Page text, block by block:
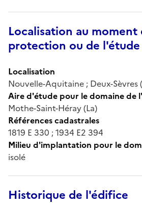
Localisation au moment
protection ou de l'étude
Localisation
Nouvelle-Aquitaine ; Deux-Sèvres
Aire d'étude pour le domaine de
Mothe-Saint-Héray (La)
Références cadastrales
1819 E 330 ; 1934 E2 394
Milieu d'implantation pour le
isolé
Historique de l'édifice